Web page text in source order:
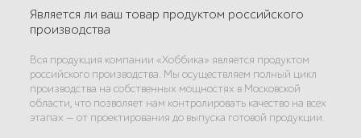
Является ли ваш товар продуктом российского
производства
Вся продукция компании «Хоббика» является продуктом
российского производства. Мы осуществляем полный цикл
производства на собственных мощностях в Московской
области, что позволяет нам контролировать качество на всех
этапах — от проектирования до выпуска готовой продукции.